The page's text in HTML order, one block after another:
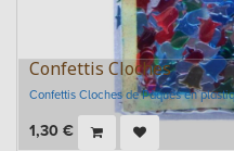
Confettis Cloches
Confettis Cloches de Pâques en
1,30 €